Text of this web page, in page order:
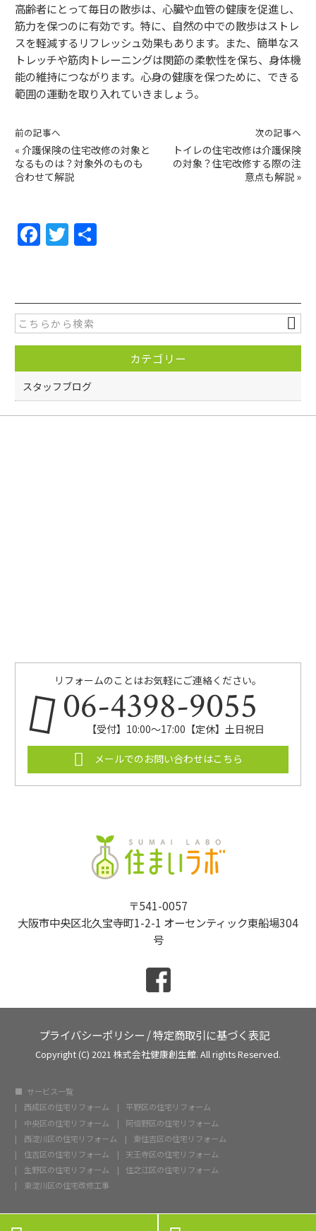
高齢者にとって毎日の散歩は、心臓や血管の健康を促進し、
筋力を保つのに有効です。特に、自然の中での散歩はストレ
スを軽減するリフレッシュ効果もあります。また、簡単なス
トレッチや筋肉トレーニングは関節の柔軟性を保ち、身体機
能の維持につながります。心身の健康を保つために、できる
範囲の運動を取り入れていきましょう。
前の記事へ
« 介護保険の住宅改修の対象と
なるものは？対象外のものも
合わせて解説
次の記事へ
トイレの住宅改修は介護保険
の対象？住宅改修する際の注
意点も解説 »
F
e
b
o
o
k
T
er
カテゴリー
スタッフブログ
リフォームのことはお気軽にご連絡ください。
06-4398-9055
【受付】10:00～17:00【定休】土日祝日
メールでのお問い合わせはこちら
〒541-0057
大阪市中央区北久宝寺町1-2-1 オーセンティック東船場304
号
プライバシーポリシー /特定商取引に基づく表記
Copyright (C) 2021 株式会社健康創生館. All rights Reserved.
サービス一覧
西成区の住宅リフォーム
平野区の住宅リフォーム
中央区の住宅リフォーム
阿倍野区の住宅リフォーム
西淀川区の住宅リフォーム
東住吉区の住宅リフォーム
住吉区の住宅リフォーム
天王寺区の住宅リフォーム
生野区の住宅リフォーム
住之江区の住宅リフォーム
東淀川区の住宅改修工事